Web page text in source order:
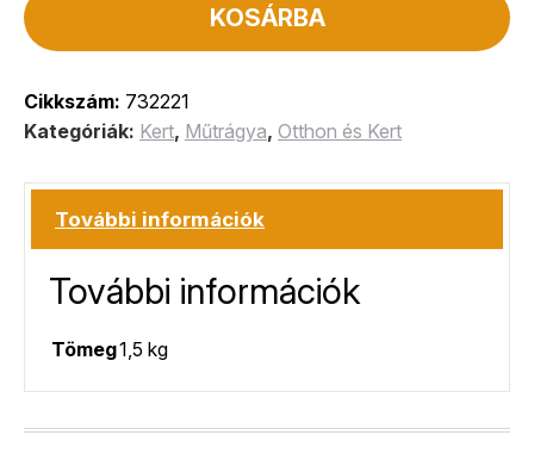
KOSÁRBA
Cikkszám: 732221
Kategóriák: Kert, Műtrágya, Otthon és Kert
További információk
További információk
Tömeg1,5 kg